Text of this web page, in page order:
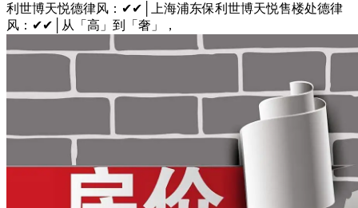
利世博天悦德律风：✔✔│上海浦东保利世博天悦售楼处德律
风：✔✔│从「高」到「奢」，